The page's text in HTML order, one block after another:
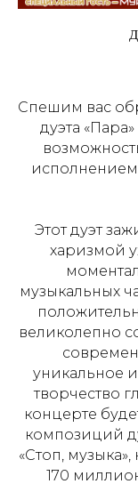
Спешим вас
дуэта
Этот дуэт
харизмой
музыкальных
великолепно
уникальное
творчество
концерте
композиций
«Стоп,
170